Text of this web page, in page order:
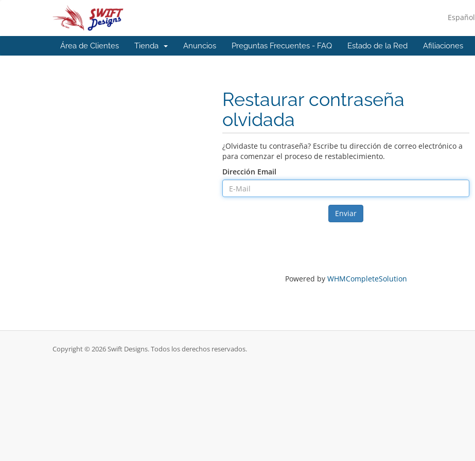
Español
Área de Clientes Tienda Anuncios Preguntas Frecuentes - FAQ Estado de la Red Afiliaciones
Restaurar contraseña
olvidada
¿Olvidaste tu contraseña? Escribe tu dirección de correo electrónico a
para comenzar el proceso de restablecimiento.
Dirección Email
Enviar
Powered by WHMCompleteSolution
Copyright © 2026 Swift Designs. Todos los derechos reservados.